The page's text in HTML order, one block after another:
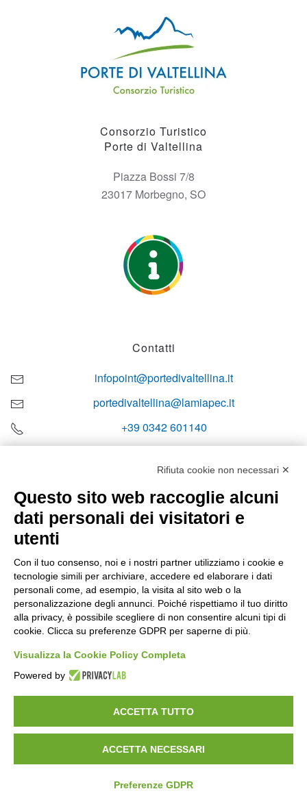
Consorzio Turistico
Porte di Valtellina
Piazza Bossi 7/8
23017 Morbegno, SO
Contatti
infopoint@portedivaltellina.it
portedivaltellina@lamiapec.it
+39 0342 601140
Orari di apertura
Sabato
08:00 – 12:10
Domenica e festivi
CHIUSO
Consorzio Turistico Porte di Valtellina. All rights reserved.
Powered byNoratech
Privacy Policy Cookie Policy
Rifiuta cookie non necessari ✕
Questo sito web raccoglie alcuni
dati personali dei visitatori e
utenti
Con il tuo consenso, noi e i nostri partner utilizziamo i cookie e
tecnologie simili per archiviare, accedere ed elaborare i dati
personali come, ad esempio, la visita al sito web o la
personalizzazione degli annunci. Poiché rispettiamo il tuo diritto
alla privacy, è possibile scegliere di non consentire alcuni tipi di
cookie. Clicca su preferenze GDPR per saperne di più.
Visualizza la Cookie Policy Completa
Powered by
ACCETTA TUTTO
ACCETTA NECESSARI
Preferenze GDPR